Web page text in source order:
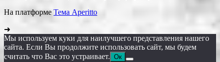
На платформе Тема Aperitto
➜
Мы используем куки для наилучшего представления нашего
сайта. Если Вы продолжите использовать сайт, мы будем
считать что Вас это устраивает. Ок